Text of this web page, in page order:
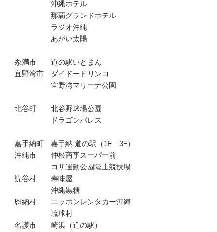
沖縄ホテル
那覇グランドホテル
ラジオ沖縄
あがい太陽
糸満市 道の駅いとまん
宜野湾市 ダイドードリンコ
宜野湾マリーナ公園
北谷町 北谷野球場公園
ドラゴンパレス
嘉手納町 嘉手納 道の駅（1F 3F）
沖縄市 仲松商事スーパー前
コザ運動公園陸上競技場
読谷村 寿味屋
沖縄黒糖
恩納村 ニッポンレンタカー沖縄
琉球村
名護市 崎浜（道の駅）